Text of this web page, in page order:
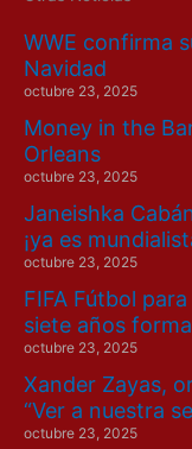
WWE confirma
Navidad
octubre 23, 2025
Money in the
Orleans
octubre 23, 2025
Janeishka
¡ya es
octubre 23, 2025
FIFA Fútbol
siete años
octubre 23, 2025
Xander Zayas,
“Ver a nuestra
octubre 23, 2025